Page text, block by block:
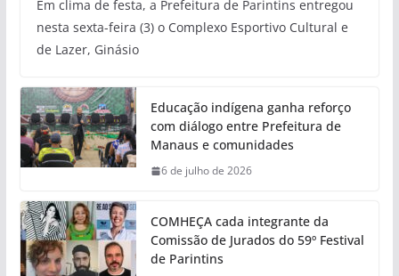
Em clima de festa, a Prefeitura de Parintins entregou
nesta sexta-feira (3) o Complexo Esportivo Cultural e
de Lazer, Ginásio
Educação indígena ganha reforço
com diálogo entre Prefeitura de
Manaus e comunidades
6 de julho de 2026
COMHEÇA cada integrante da
Comissão de Jurados do 59º Festival
de Parintins